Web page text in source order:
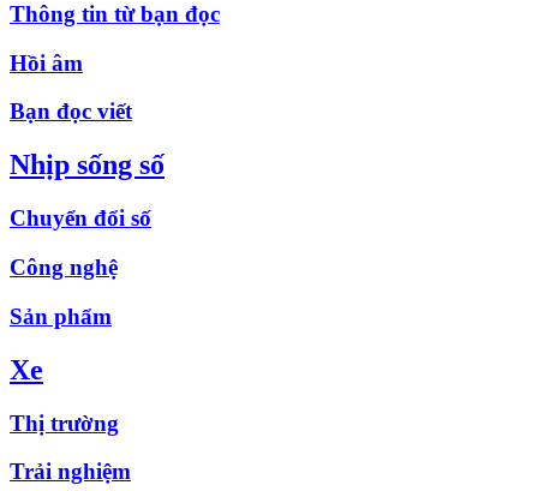
Thông tin từ bạn đọc
Hồi âm
Bạn đọc viết
Nhịp sống số
Chuyển đổi số
Công nghệ
Sản phẩm
Xe
Thị trường
Trải nghiệm